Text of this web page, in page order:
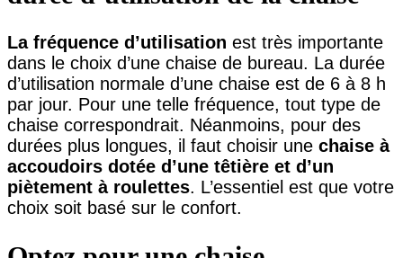
La fréquence d’utilisation est très importante
dans le choix d’une chaise de bureau. La durée
d’utilisation normale d’une chaise est de 6 à 8 h
par jour. Pour une telle fréquence, tout type de
chaise correspondrait. Néanmoins, pour des
durées plus longues, il faut choisir une chaise à
accoudoirs dotée d’une têtière et d’un
piètement à roulettes. L’essentiel est que votre
choix soit basé sur le confort.